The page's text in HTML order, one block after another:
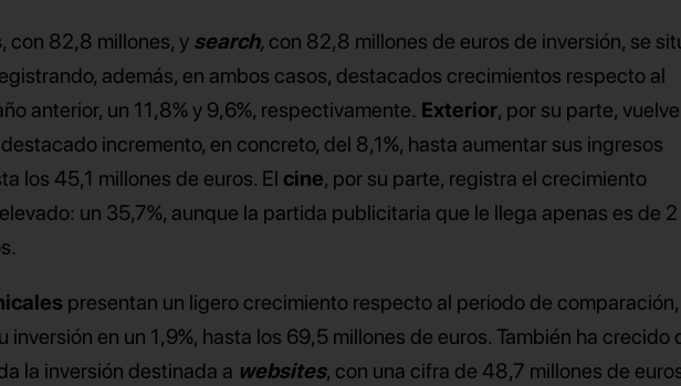
, con 82,8 millones, y search, con 82,8 millones de euros de inversión, se
además, en ambos casos, destacados crecimientos respecto al
anterior, un 11,8% y 9,6%, respectivamente. Exterior, por su parte,
incremento, en concreto, del 8,1%, hasta aumentar sus ingresos
los 45,1 millones de euros. El cine, por su parte, registra el crecimiento
un 35,7%, aunque la partida publicitaria que le llega apenas es de 2
presentan un ligero crecimiento respecto al periodo de comparación,
inversión en un 1,9%, hasta los 69,5 millones de euros. También ha crecido
la inversión destinada a websites, con una cifra de 48,7 millones de